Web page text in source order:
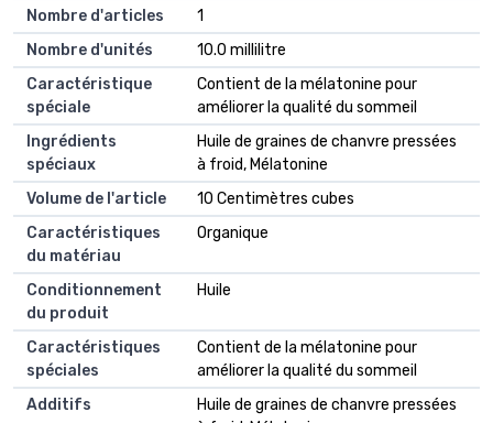
Nombre d'articles
1
Nombre d'unités
10.0 millilitre
Caractéristique
spéciale
Contient de la mélatonine pour
améliorer la qualité du sommeil
Ingrédients
spéciaux
Huile de graines de chanvre pressées
à froid, Mélatonine
Volume de l'article
10 Centimètres cubes
Caractéristiques
du matériau
Organique
Conditionnement
du produit
Huile
Caractéristiques
spéciales
Contient de la mélatonine pour
améliorer la qualité du sommeil
Additifs
Huile de graines de chanvre pressées